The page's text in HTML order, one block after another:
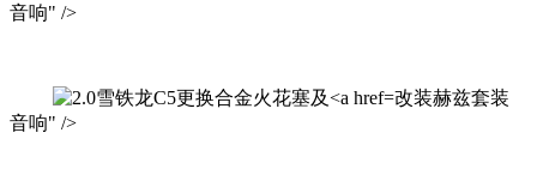
音响" />
改装赫兹套装
音响" />